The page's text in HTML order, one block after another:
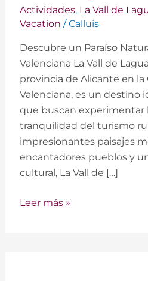
Actividades, La Vall de
Vacation /Calluis
Descubre un Paraíso
Valenciana La Vall de
provincia de Alicante en
Valenciana, es un destino
que buscan experimentar
tranquilidad del turismo
impresionantes paisajes
encantadores pueblos y
cultural, La Vall de […]
en
Vall
de
Laguar:
Leer más »